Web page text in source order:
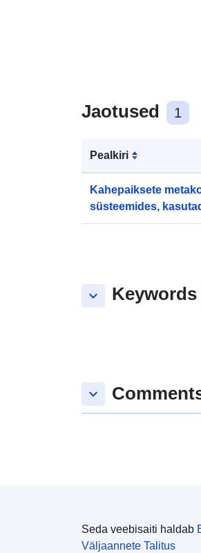
Jaotused 1
Pealkiri
Kahepaiksete
süsteemides,
Ruumilise
keyboard_arrow_down Keywords
keyboard_arrow_down
Seda veebisaiti haldab
Väljaannete Talitus